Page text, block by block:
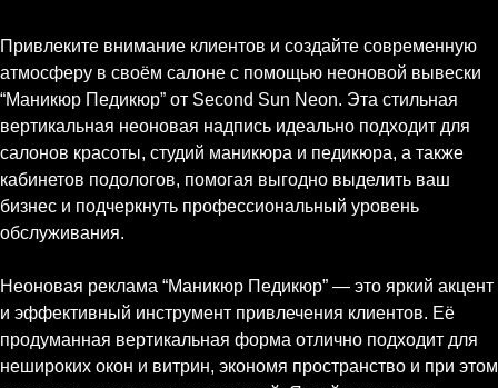
Привлеките внимание клиентов и создайте современную
атмосферу в своём салоне с помощью неоновой вывески
“Маникюр Педикюр” от Second Sun Neon. Эта стильная
вертикальная неоновая надпись идеально подходит для
салонов красоты, студий маникюра и педикюра, а также
кабинетов подологов, помогая выгодно выделить ваш
бизнес и подчеркнуть профессиональный уровень
обслуживания.
Неоновая реклама “Маникюр Педикюр” — это яркий акцент
и эффективный инструмент привлечения клиентов. Её
продуманная вертикальная форма отлично подходит для
нешироких окон и витрин, экономя пространство и при этом